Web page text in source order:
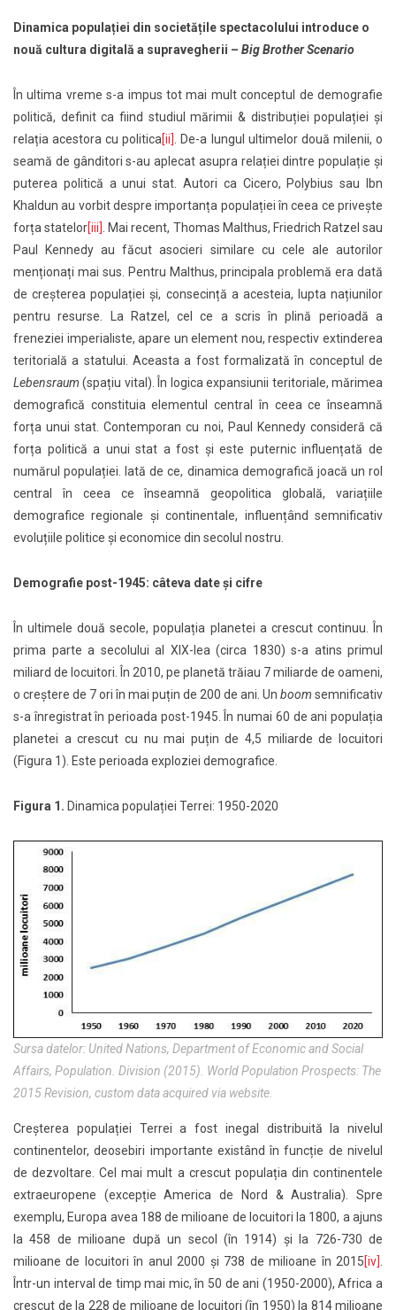
Dinamica populației din societățile spectacolului introduce o
nouă cultura digitală a supravegherii – Big Brother Scenario
În ultima vreme s-a impus tot mai mult conceptul de demografie
politică, definit ca fiind studiul mărimii & distribuției populației și
relația acestora cu politica[ii]
. De-a lungul ultimelor două milenii, o
seamă de gânditori s-au aplecat asupra relației dintre populație și
puterea politică a unui stat. Autori ca Cicero, Polybius sau Ibn
Khaldun au vorbit despre importanța populației în ceea ce privește
forța statelor[iii]
. Mai recent, Thomas Malthus, Friedrich Ratzel sau
Paul Kennedy au făcut asocieri similare cu cele ale autorilor
menționați mai sus. Pentru Malthus, principala problemă era dată
de creșterea populației și, consecință a acesteia, lupta națiunilor
pentru resurse. La Ratzel, cel ce a scris în plină perioadă a
freneziei imperialiste, apare un element nou, respectiv extinderea
teritorială a statului. Aceasta a fost formalizată în conceptul de
Lebensraum (spațiu vital). În logica expansiunii teritoriale, mărimea
demografică constituia elementul central în ceea ce înseamnă
forța unui stat. Contemporan cu noi, Paul Kennedy consideră că
forța politică a unui stat a fost și este puternic influențată de
numărul populației. Iată de ce, dinamica demografică joacă un rol
central în ceea ce înseamnă geopolitica globală, variațiile
demografice regionale și continentale, influențând semnificativ
evoluțiile politice și economice din secolul nostru.
Demografie post-1945: câteva date și cifre
În ultimele două secole, populația planetei a crescut continuu. În
prima parte a secolului al XIX-lea (circa 1830) s-a atins primul
miliard de locuitori. În 2010, pe planetă trăiau 7 miliarde de oameni,
o creștere de 7 ori în mai puțin de 200 de ani. Un boom semnificativ
s-a înregistrat în perioada post-1945. În numai 60 de ani populația
planetei a crescut cu nu mai puțin de 4,5 miliarde de locuitori
(Figura 1). Este perioada exploziei demografice.
Figura 1. Dinamica populației Terrei: 1950-2020
Sursa datelor: United Nations, Department of Economic and Social
Affairs, Population. Division (2015). World Population Prospects: The
2015 Revision, custom data acquired via website.
Creșterea populației Terrei a fost inegal distribuită la nivelul
continentelor, deosebiri importante existând în funcție de nivelul
de dezvoltare. Cel mai mult a crescut populația din continentele
extraeuropene (excepție America de Nord & Australia). Spre
exemplu, Europa avea 188 de milioane de locuitori la 1800, a ajuns
la 458 de milioane după un secol (în 1914) și la 726-730 de
milioane de locuitori în anul 2000 și 738 de milioane în 2015[iv] .
Într-un interval de timp mai mic, în 50 de ani (1950-2000), Africa a
crescut de la 228 de milioane de locuitori (în 1950) la 814 milioane